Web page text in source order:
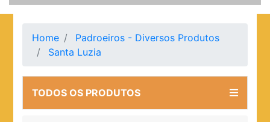
Home
Padroeiros - Diversos Produtos
Santa Luzia
TODOS OS PRODUTOS